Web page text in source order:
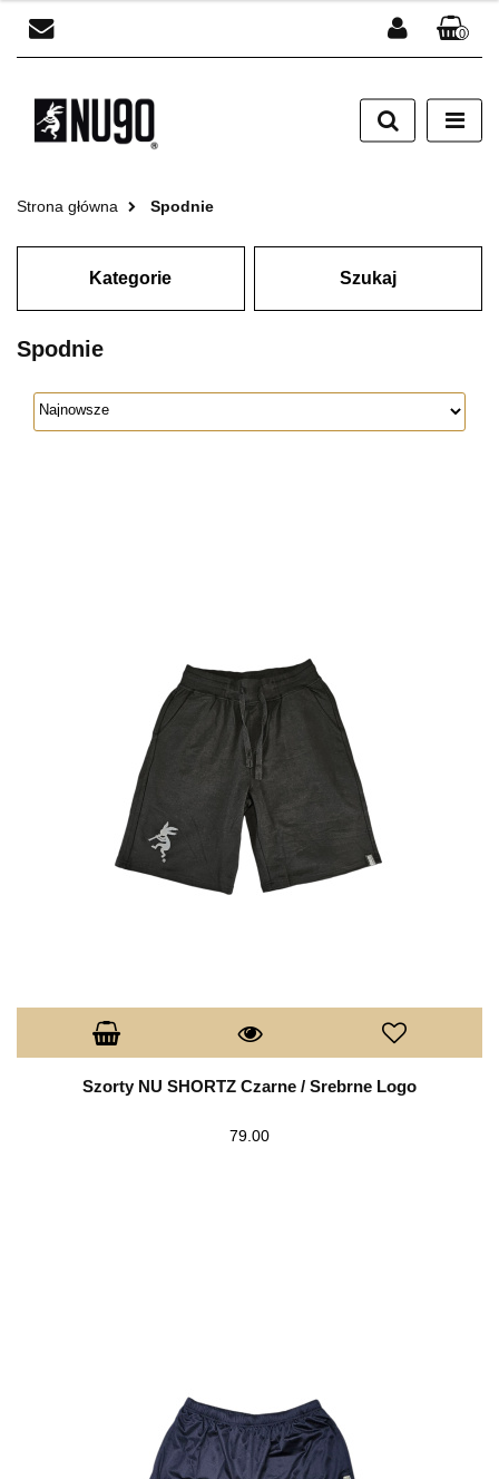
Zarejestruj się
0
Strona główna Spodnie
Kategorie Szukaj
Spodnie
Szorty NU SHORTZ Czarne / Srebrne Logo
79.00